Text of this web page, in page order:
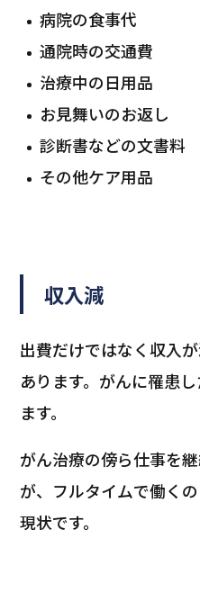
病院の食事代
通院時の交通費
治療中の日用品
お見舞いのお返し
診断書などの文書料
その他ケア用品
収入減
出費だけではなく収入
あります。がんに罹患
ます。
がん治療の傍ら仕事を
が、フルタイムで働く
現状です。